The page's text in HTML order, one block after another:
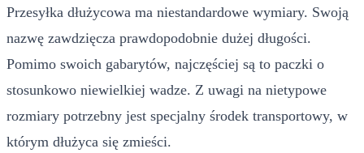
Przesyłka dłużycowa ma niestandardowe wymiary. Swoją
nazwę zawdzięcza prawdopodobnie dużej długości.
Pomimo swoich gabarytów, najczęściej są to paczki o
stosunkowo niewielkiej wadze. Z uwagi na nietypowe
rozmiary potrzebny jest specjalny środek transportowy, w
którym dłużyca się zmieści.